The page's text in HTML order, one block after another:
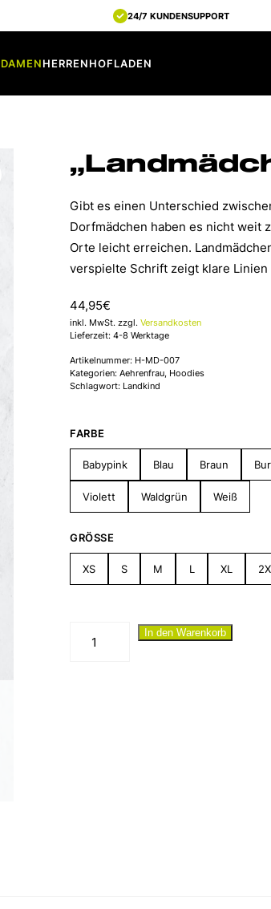
24/7 KUNDENSUPPORT
DAMENHERRENHOFLADEN
Gibt es einen Unterschied
Dorfmädchen haben es nicht weit
Orte leicht erreichen.
verspielte Schrift zeigt klare
44,95€
inkl. MwSt. zzgl. Versandkosten
Lieferzeit: 4-8 Werktage
Artikelnummer: H-MD-007
Kategorien: Aehrenfrau, Hoodies
Schlagwort: Landkind
FARBE
Babypink Blau Braun
Violett Waldgrün Weiß
GRÖSSE
XS S M L XL
"LandmädchenIn den Warenkorb